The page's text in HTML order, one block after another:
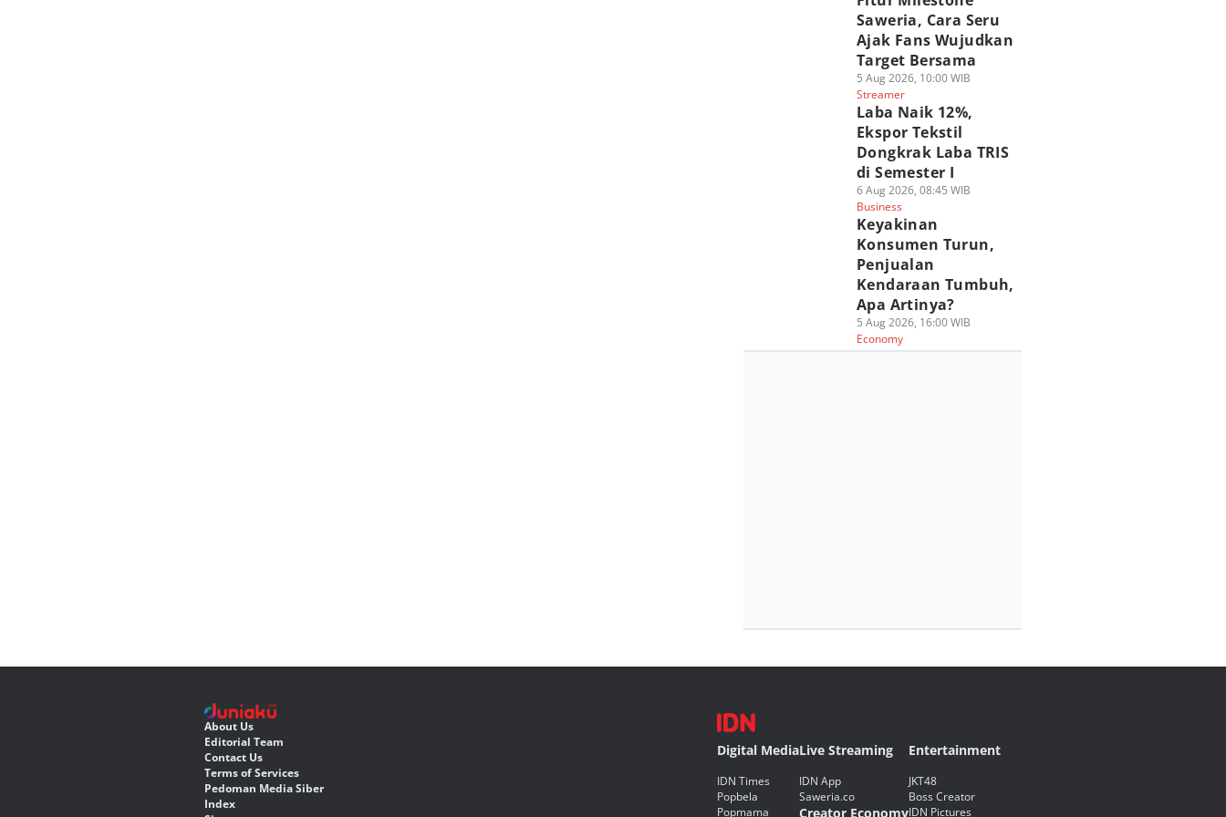
Saweria, Cara Seru
Ajak Fans Wujudkan
Target Bersama
5 Aug 2026, 10:00 WIB
Streamer
Laba Naik 12%,
Ekspor Tekstil
Dongkrak Laba TRIS
di Semester I
6 Aug 2026, 08:45 WIB
Business
Keyakinan
Konsumen Turun,
Penjualan
Kendaraan Tumbuh,
Apa Artinya?
5 Aug 2026, 16:00 WIB
Economy
About Us
Editorial Team
Contact Us
Terms of Services
Pedoman Media Siber
Index
Digital Media
IDN Times
Popbela
Popmama
Live Streaming
IDN App
Saweria.co
Creator Economy
Entertainment
JKT48
Boss Creator
IDN Pictures